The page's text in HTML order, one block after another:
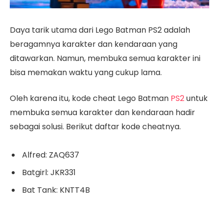
Daya tarik utama dari Lego Batman PS2 adalah
beragamnya karakter dan kendaraan yang
ditawarkan. Namun, membuka semua karakter ini
bisa memakan waktu yang cukup lama.
Oleh karena itu, kode cheat Lego Batman PS2untuk
membuka semua karakter dan kendaraan hadir
sebagai solusi. Berikut daftar kode cheatnya.
Alfred: ZAQ637
Batgirl: JKR331
Bat Tank: KNTT4B